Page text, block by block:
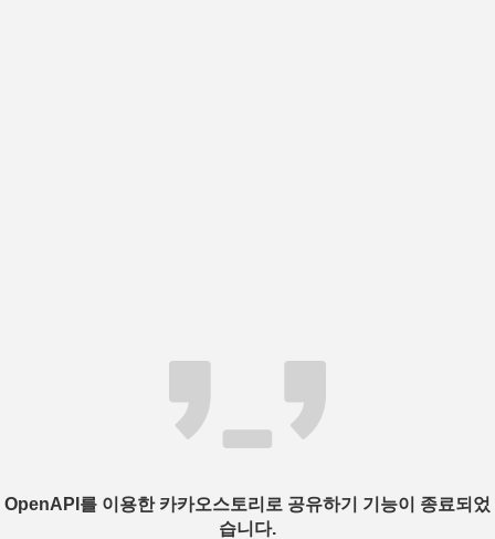
OpenAPI를 이용한 카카오스토리로 공유하기 기능이 종료되었
습니다.